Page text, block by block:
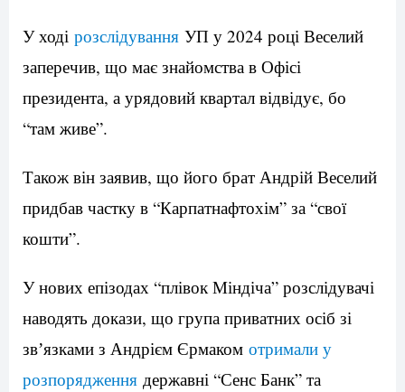
У ході розслідування УП у 2024 році Веселий
заперечив, що має знайомства в Офісі
президента, а урядовий квартал відвідує, бо
“там живе”.
Також він заявив, що його брат Андрій Веселий
придбав частку в “Карпатнафтохім” за “свої
кошти”.
У нових епізодах “плівок Міндіча” розслідувачі
наводять докази, що група приватних осіб зі
звʼязками з Андрієм Єрмаком отримали у
розпорядження державні “Сенс Банк” та